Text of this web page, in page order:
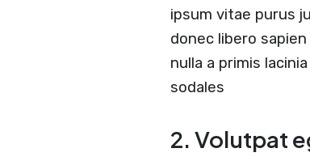
ipsum vitae purus
donec libero
nulla a primis
sodales
2. Volutpat